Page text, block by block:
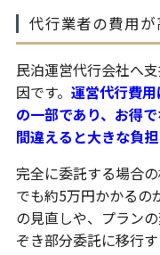
代行業者の費用が
民泊運営代行会社へ
因です。 運営代行費
の一部であり、お得
間違えると大きな負
完全に委託する場合
でも約5万円かかるの
の見直しや、プラン
ぞき部分委託に移行